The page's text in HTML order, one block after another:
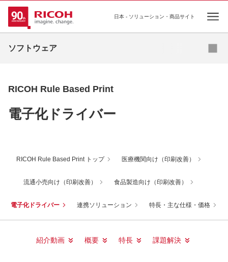
日本 - ソリューション・商品サイト
ソフトウェア
ドキュメント管理ソフトウェア
ユーティリティソフトウェア
RICOH Rule Based Print
電子化ドライバー
RICOH Rule Based Print トップ 医療機関向け（印刷改善）
流通小売向け（印刷改善） 食品製造向け（印刷改善）
電子化ドライバー 連携ソリューション 特長・主な仕様・価格
紹介動画 概要 特長 課題解決